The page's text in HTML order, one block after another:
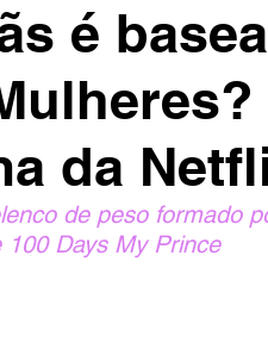
é
da
de peso formado
100 Days My Prince